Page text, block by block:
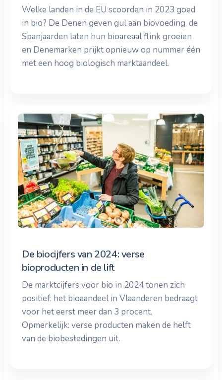
Welke landen in de EU scoorden in 2023 goed
in bio? De Denen geven gul aan biovoeding, de
Spanjaarden laten hun bioareaal flink groeien
en Denemarken prijkt opnieuw op nummer één
met een hoog biologisch marktaandeel.
De biocijfers van 2024: verse
bioproducten in de lift
De marktcijfers voor bio in 2024 tonen zich
positief: het bioaandeel in Vlaanderen bedraagt
voor het eerst meer dan 3 procent.
Opmerkelijk: verse producten maken de helft
van de biobestedingen uit.